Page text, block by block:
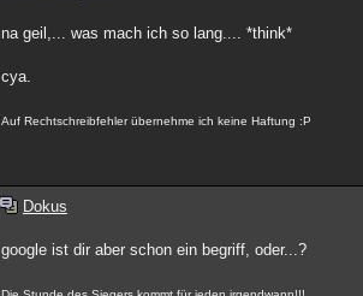
na geil,... was mach ich so lang.... *think*
cya.
Auf Rechtschreibfehler übernehme ich keine Haftung :P
Dokus
google ist dir aber schon ein begriff, oder...?